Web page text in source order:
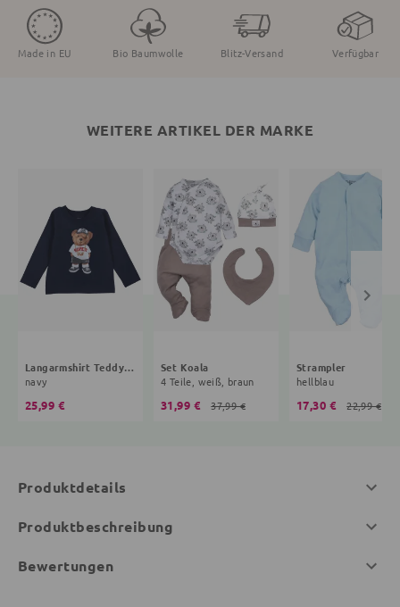
Made in EU Bio Baumwolle Blitz-Versand Verfügbar
WEITERE ARTIKEL DER MARKE
Langarmshirt Teddybär
navy
25,99 €
Set Koala
4 Teile, weiß, braun
31,99 € 37,99 €
Strampler
hellblau
17,30 € 22,99 €
Produktdetails
Produktbeschreibung
Bewertungen